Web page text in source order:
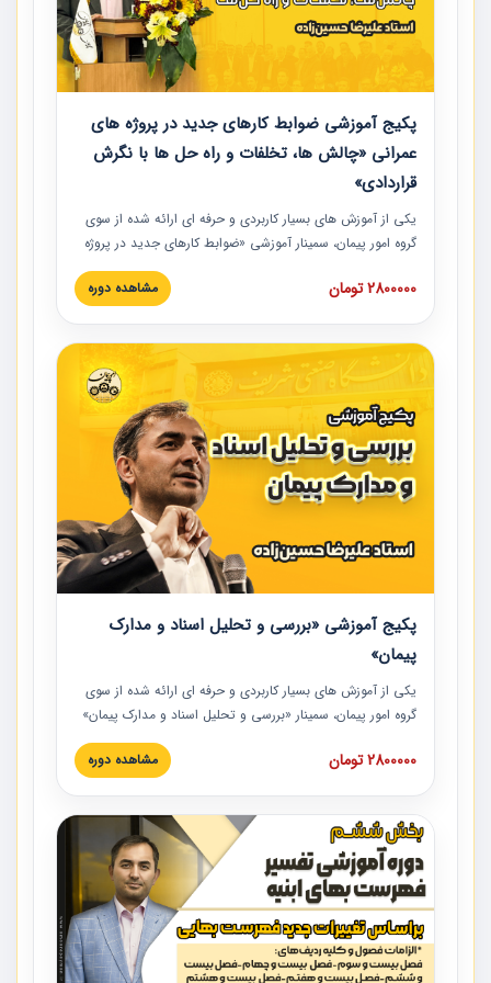
پکیج آموزشی ضوابط کارهای جدید در پروژه های
عمرانی «چالش ها، تخلفات و راه حل ها با نگرش
قراردادی»
یکی از آموزش‏‏‏‏‏‏ های بسیار کاربردی و حرفه‏ ای ارائه شده از سوی
گروه امور پیمان، سمینار آموزشی «ضوابط کارهای جدید در پروژه
های عمرانی» چالش ها، تخلفات و راه حل ها با نگرش قراردادی
است که در محل سندیکای شرکت های ساختمانی کشور ارائه شد.
مدارک پیمان به همراه تجربیات عملی ارائه شده است.
2800000 تومان مشاهده دوره
پکیج آموزشی «بررسی و تحلیل اسناد و مدارک
پیمان»
یکی از آموزش‏‏‏‏‏‏ های بسیار کاربردی و حرفه‏ ای ارائه شده از سوی
گروه امور پیمان، سمینار «بررسی و تحلیل اسناد و مدارک پیمان»
است که در دانشگاه صنعتی شریف ارائه شد. در این آموزش
نکات کلیدی مربوط به اسناد و مدارک پیمان، اولویت بندی اسناد
پیمان به همراه تجربیات عملی در این خصوص ارائه شده است.
2800000 تومان مشاهده دوره